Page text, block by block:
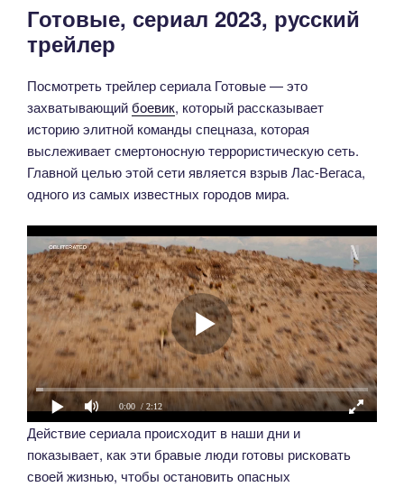
Готовые, сериал 2023, русский
трейлер
Посмотреть трейлер сериала Готовые — это
захватывающийбоевик, который рассказывает
историю элитной команды спецназа, которая
выслеживает смертоносную террористическую сеть.
Главной целью этой сети является взрыв Лас-Вегаса,
одного из самых известных городов мира.
0:00 / 2:12
Действие сериала происходит в наши дни и
показывает, как эти бравые люди готовы рисковать
своей жизнью, чтобы остановить опасных